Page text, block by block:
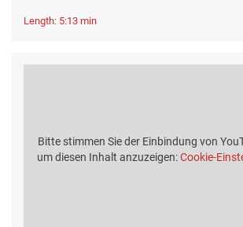
Length: 5:13 min
Bitte stimmen Sie der Einbindung von
um diesen Inhalt anzuzeigen:Cookie-